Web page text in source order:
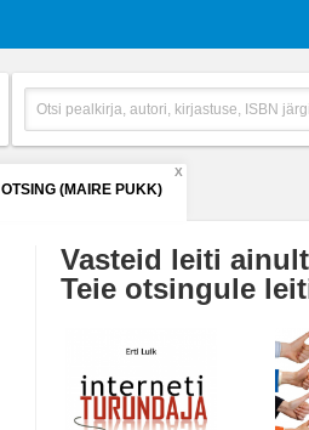
OTSING (MAIRE PUKK)
X
Vasteid leiti
Teie otsingule